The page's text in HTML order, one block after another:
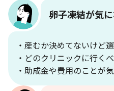
卵子凍結が気
・産むか決めてないけど
・どのクリニックに行く
・助成金や費用のことが